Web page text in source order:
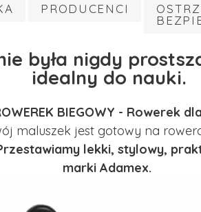
PRODUCENCI
była nigdy
idealny do nauki.
BIEGOWY - Rowerek
maluszek jest gotowy na
lekki, stylowy,
marki Adamex.